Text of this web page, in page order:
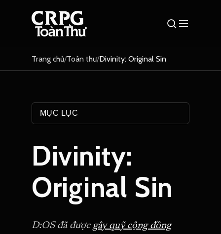
Trang chủ/Toàn thư/Divinity: Original Sin
MỤC LỤC
Divinity:
Original Sin
D:OS đã được gây quỹ cộng đồng